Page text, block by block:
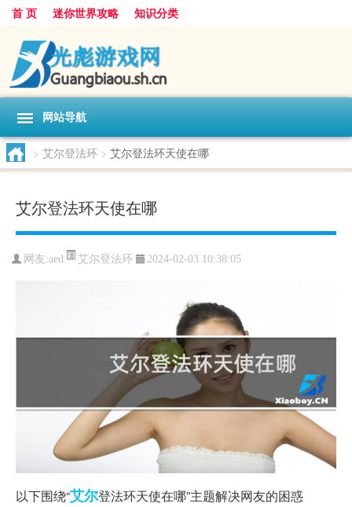
首 页 迷你世界攻略 知识分类
网站导航
> 艾尔登法环 > 艾尔登法环天使在哪
艾尔登法环天使在哪
网友:aed 艾尔登法环 2024-02-03 10:38:05
以下围绕“艾尔登法环天使在哪”主题解决网友的困惑